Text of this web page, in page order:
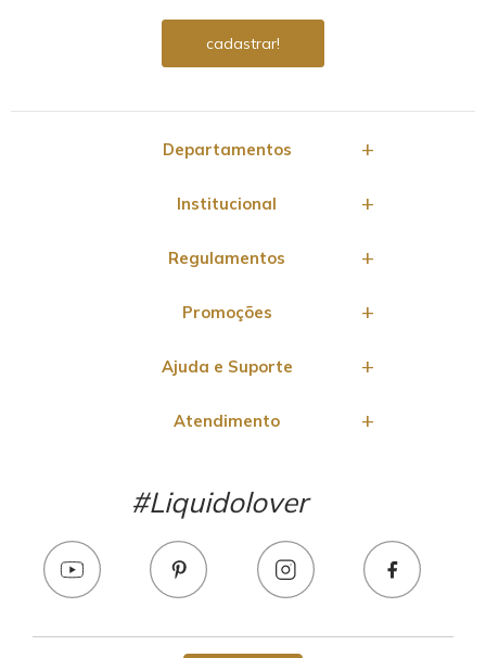
Departamentos
Institucional
Regulamentos
Promoções
Ajuda e Suporte
Atendimento
#Liquidolover